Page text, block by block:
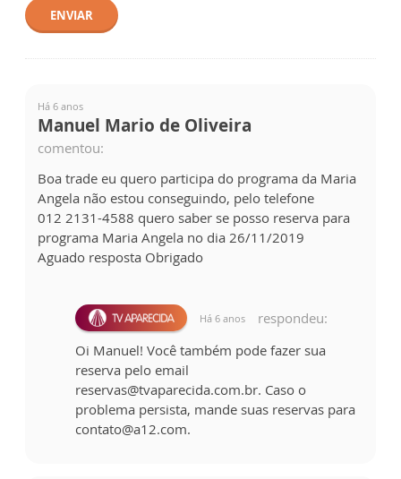
ENVIAR
Há 6 anos
Manuel Mario de Oliveira
comentou:
Boa trade eu quero participa do programa da Maria
Angela não estou conseguindo, pelo telefone
012 2131-4588 quero saber se posso reserva para
programa Maria Angela no dia 26/11/2019
Aguado resposta Obrigado
Há 6 anos
respondeu:
Oi Manuel! Você também pode fazer sua
reserva pelo email
reservas@tvaparecida.com.br. Caso o
problema persista, mande suas reservas para
contato@a12.com.